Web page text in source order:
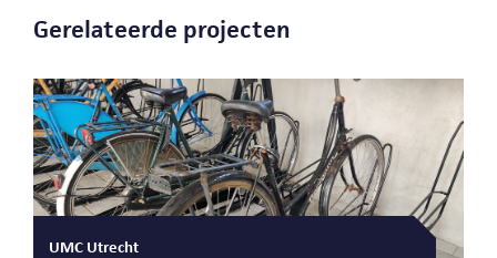
Gerelateerde projecten
UMC Utrecht